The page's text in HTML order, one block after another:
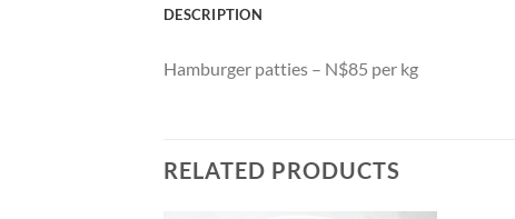
DESCRIPTION
Hamburger patties – N$85 per kg
RELATED PRODUCTS